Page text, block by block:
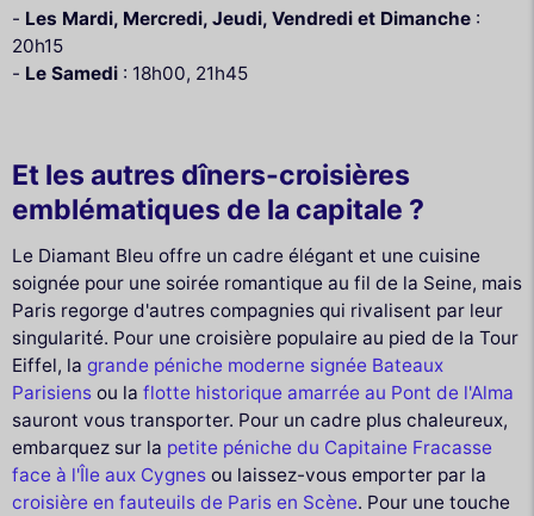
- Les Mardi, Mercredi, Jeudi, Vendredi et Dimanche :
20h15
- Le Samedi : 18h00, 21h45
Et les autres dîners-croisières
emblématiques de la capitale ?
Le Diamant Bleu offre un cadre élégant et une cuisine
soignée pour une soirée romantique au fil de la Seine, mais
Paris regorge d'autres compagnies qui rivalisent par leur
singularité. Pour une croisière populaire au pied de la Tour
Eiffel, la grande péniche moderne signée Bateaux
Parisiens ou la flotte historique amarrée au Pont de l'Alma
sauront vous transporter. Pour un cadre plus chaleureux,
embarquez sur la petite péniche du Capitaine Fracasse
face à l'Île aux Cygnes ou laissez-vous emporter par la
croisière en fauteuils de Paris en Scène. Pour une touche